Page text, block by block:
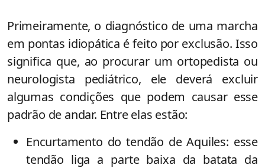
Primeiramente, o diagnóstico de uma marcha
em pontas idiopática é feito por exclusão. Isso
significa que, ao procurar um ortopedista ou
neurologista pediátrico, ele deverá excluir
algumas condições que podem causar esse
padrão de andar. Entre elas estão:
Encurtamento do tendão de Aquiles: esse
tendão liga a parte baixa da batata da